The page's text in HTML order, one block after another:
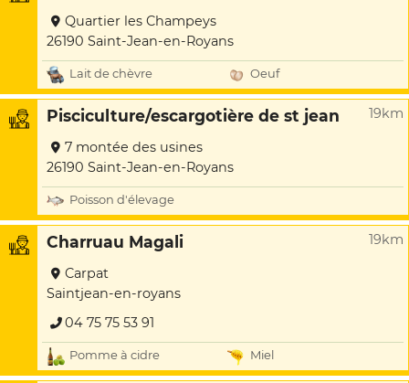
Quartier les Champeys
26190 Saint-Jean-en-Royans
Lait de chèvre Oeuf
Pisciculture/escargotière de st jean 19km
7 montée des usines
26190 Saint-Jean-en-Royans
Poisson d'élevage
Charruau Magali 19km
Carpat
Saintjean-en-royans
04 75 75 53 91
Pomme à cidre Miel